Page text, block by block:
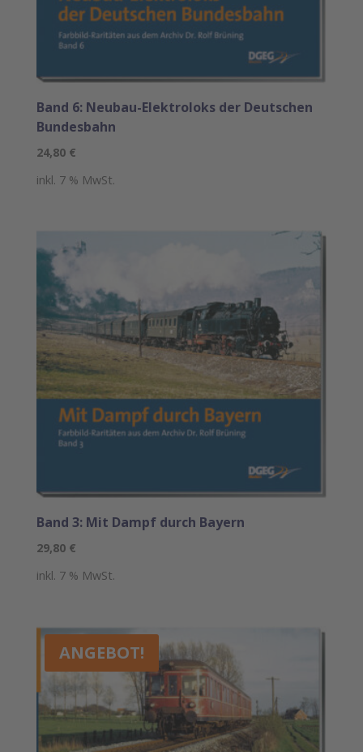
Band 6: Neubau-Elektroloks der Deutschen
Bundesbahn
24,80 €
inkl. 7 % MwSt.
Band 3: Mit Dampf durch Bayern
29,80 €
inkl. 7 % MwSt.
ANGEBOT!